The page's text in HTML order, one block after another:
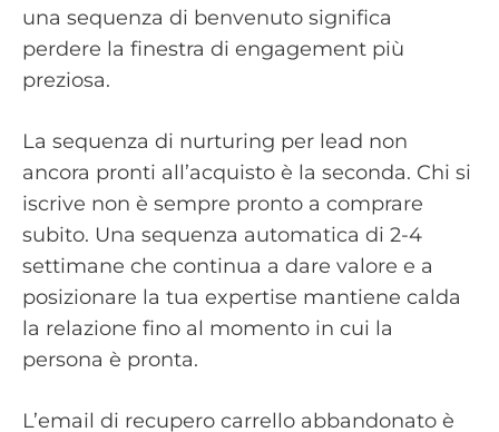
una sequenza di benvenuto significa
perdere la finestra di engagement più
preziosa.
La sequenza di nurturing per lead non
ancora pronti all’acquisto è la seconda. Chi si
iscrive non è sempre pronto a comprare
subito. Una sequenza automatica di 2-4
settimane che continua a dare valore e a
posizionare la tua expertise mantiene calda
la relazione fino al momento in cui la
persona è pronta.
L’email di recupero carrello abbandonato è